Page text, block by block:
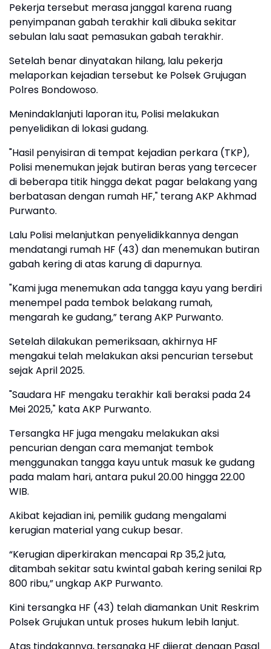
Pekerja tersebut merasa janggal karena ruang
penyimpanan gabah terakhir kali dibuka sekitar
sebulan lalu saat pemasukan gabah terakhir.
Setelah benar dinyatakan hilang, lalu pekerja
melaporkan kejadian tersebut ke Polsek Grujugan
Polres Bondowoso.
Menindaklanjuti laporan itu, Polisi melakukan
penyelidikan di lokasi gudang.
"Hasil penyisiran di tempat kejadian perkara (TKP),
Polisi menemukan jejak butiran beras yang tercecer
di beberapa titik hingga dekat pagar belakang yang
berbatasan dengan rumah HF," terang AKP Akhmad
Purwanto.
Lalu Polisi melanjutkan penyelidikkannya dengan
mendatangi rumah HF (43) dan menemukan butiran
gabah kering di atas karung di dapurnya.
"Kami juga menemukan ada tangga kayu yang berdiri
menempel pada tembok belakang rumah,
mengarah ke gudang,” terang AKP Purwanto.
Setelah dilakukan pemeriksaan, akhirnya HF
mengakui telah melakukan aksi pencurian tersebut
sejak April 2025.
"Saudara HF mengaku terakhir kali beraksi pada 24
Mei 2025," kata AKP Purwanto.
Tersangka HF juga mengaku melakukan aksi
pencurian dengan cara memanjat tembok
menggunakan tangga kayu untuk masuk ke gudang
pada malam hari, antara pukul 20.00 hingga 22.00
WIB.
Akibat kejadian ini, pemilik gudang mengalami
kerugian material yang cukup besar.
“Kerugian diperkirakan mencapai Rp 35,2 juta,
ditambah sekitar satu kwintal gabah kering senilai Rp
800 ribu,” ungkap AKP Purwanto.
Kini tersangka HF (43) telah diamankan Unit Reskrim
Polsek Grujukan untuk proses hukum lebih lanjut.